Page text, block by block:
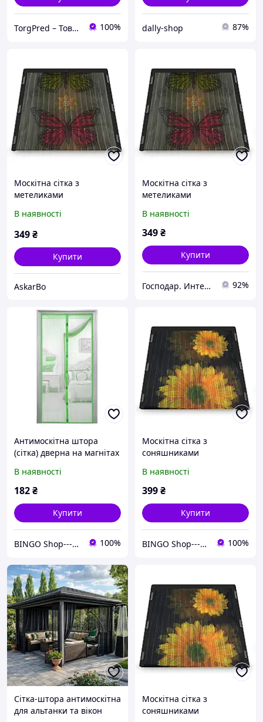
TorgPred – Товари для дому, відпочинку, купелі на дровах і чани карпатські в Україні 100% dally-shop 87%
Москітна сітка з
метеликами
В наявності
349₴
Купити
AskarBo
Москітна сітка з
метеликами
В наявності
349₴
Купити
Господар. Интернет-магазин товаров для всей семьи. 92%
Антимоскітна штора
(сітка) дверна на магнітах
В наявності
182₴
Купити
BINGO Shop---ви завжди у виграші! 100%
Москітна сітка з
соняшниками
В наявності
399₴
Купити
BINGO Shop---ви завжди у виграші! 100%
Сітка-штора антимоскітна
для альтанки та вікон
Москітна сітка з
соняшниками